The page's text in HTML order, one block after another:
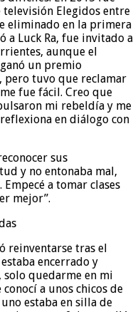
Elegidos entre
eliminado en la primera
a Luck Ra, fue invitado a
aunque el
un premio
pero tuvo que reclamar
fue fácil. Creo que
mi rebeldía y me
en diálogo con
sus
y no entonaba mal,
a tomar clases
mejor”.
reinventarse tras el
encerrado y
quedarme en mi
a unos chicos de
estaba en silla de